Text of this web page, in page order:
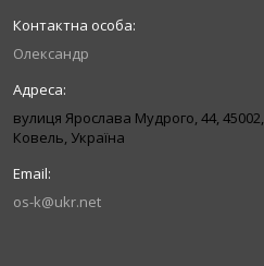
Олександр
вулиця Ярослава Мудрого, 44, 45002,
Ковель, Україна
os-k@ukr.net